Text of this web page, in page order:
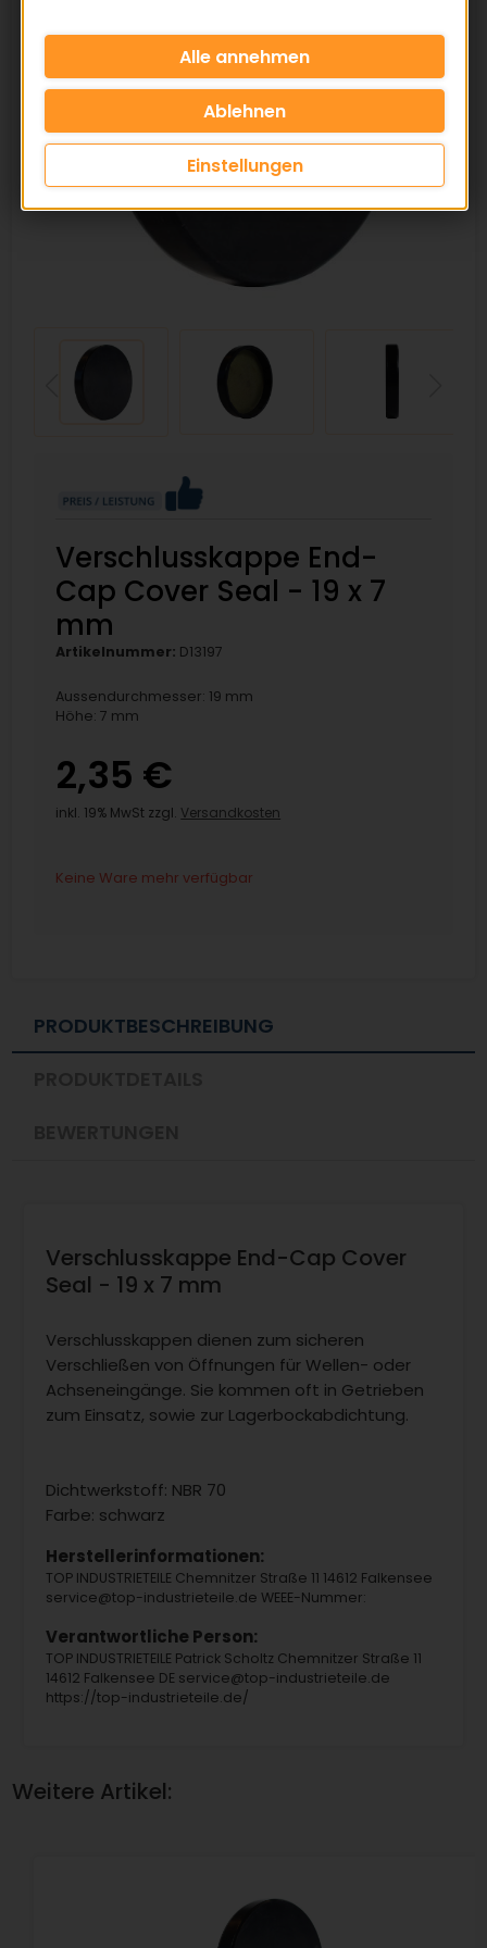
Verschlusskappe End-
Cap Cover Seal - 19 x 7
mm
Artikelnummer: D13197
Aussendurchmesser: 19 mm
Höhe: 7 mm
2,35 €
inkl. 19% MwSt zzgl. Versandkosten
Keine Ware mehr verfügbar
PRODUKTBESCHREIBUNG
Verschlusskappe End-Cap Cover
Seal - 19 x 7 mm
Verschlusskappen dienen zum sicheren
Verschließen von Öffnungen für Wellen- oder
Achseneingänge. Sie kommen oft in Getrieben
zum Einsatz, sowie zur Lagerbockabdichtung.
Dichtwerkstoff: NBR 70
Farbe: schwarz
Herstellerinformationen:
TOP INDUSTRIETEILE Chemnitzer Straße 11 14612 Falkensee
service@top-industrieteile.de WEEE-Nummer:
Verantwortliche Person:
TOP INDUSTRIETEILE Patrick Scholtz Chemnitzer Straße 11
14612 Falkensee DE service@top-industrieteile.de
https://top-industrieteile.de/
Weitere Artikel:
Einstellungen